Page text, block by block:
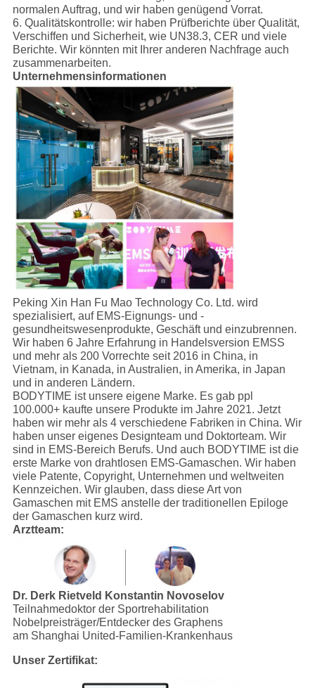
normalen Auftrag, und wir haben genügend Vorrat.
6. Qualitätskontrolle: wir haben Prüfberichte über Qualität,
Verschiffen und Sicherheit, wie UN38.3, CER und viele
Berichte. Wir könnten mit Ihrer anderen Nachfrage auch
zusammenarbeiten.
Unternehmensinformationen
Peking Xin Han Fu Mao Technology Co. Ltd. wird
spezialisiert, auf EMS-Eignungs- und -
gesundheitswesenprodukte, Geschäft und einzubrennen.
Wir haben 6 Jahre Erfahrung in Handelsversion EMSS
und mehr als 200 Vorrechte seit 2016 in China, in
Vietnam, in Kanada, in Australien, in Amerika, in Japan
und in anderen Ländern.
BODYTIME ist unsere eigene Marke. Es gab ppl
100.000+ kaufte unsere Produkte im Jahre 2021. Jetzt
haben wir mehr als 4 verschiedene Fabriken in China. Wir
haben unser eigenes Designteam und Doktorteam. Wir
sind in EMS-Bereich Berufs. Und auch BODYTIME ist die
erste Marke von drahtlosen EMS-Gamaschen. Wir haben
viele Patente, Copyright, Unternehmen und weltweiten
Kennzeichen. Wir glauben, dass diese Art von
Gamaschen mit EMS anstelle der traditionellen Epiloge
der Gamaschen kurz wird.
Arztteam:
Dr. Derk Rietveld Konstantin Novoselov
Teilnahmedoktor der Sportrehabilitation
Nobelpreisträger/Entdecker des Graphens
am Shanghai United-Familien-Krankenhaus
Unser Zertifikat: